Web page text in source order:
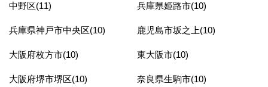
中野区(11) 兵庫県姫路市(10)
兵庫県神戸市中央区(10) 鹿児島市坂之上(10)
大阪府枚方市(10) 東大阪市(10)
大阪府堺市堺区(10) 奈良県生駒市(10)